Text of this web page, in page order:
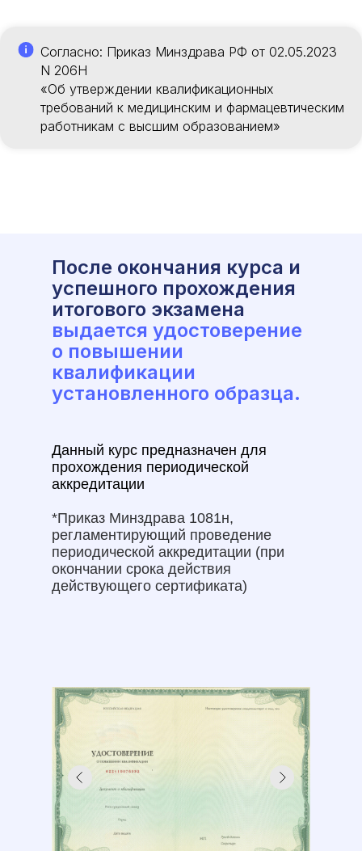
Согласно: Приказ Минздрава РФ от 02.05.2023
N 206Н
«Об утверждении квалификационных
требований к медицинским и фармацевтическим
работникам с высшим образованием»
После окончания курса и
успешного прохождения
итогового экзамена
выдается удостоверение
о повышении
квалификации
установленного образца.
Данный курс предназначен для
прохождения периодической
аккредитации
*Приказ Минздрава 1081н,
регламентирующий проведение
периодической аккредитации (при
окончании срока действия
действующего сертификата)